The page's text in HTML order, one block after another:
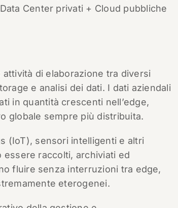
Center privati + Cloud pubbliche
di elaborazione tra diversi
e analisi dei dati. I dati aziendali
in quantità crescenti nell’edge,
globale sempre più distribuita.
(IoT), sensori intelligenti e altri
raccolti, archiviati ed
fluire senza interruzioni tra edge,
eterogenei.